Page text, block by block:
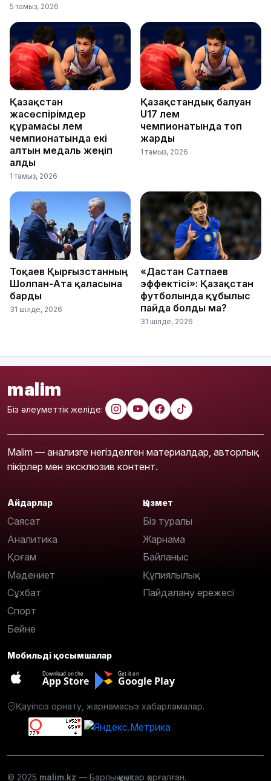
5 тамыз, 2026
Қазақстан
жасөспірімдер
құрамасы әлем
чемпионатында екі
алтын медаль жеңіп
алды
1 тамыз, 2026
Қазақстандық балуан
U17 әлем
чемпионатында топ
жарды
1 тамыз, 2026
Тоқаев Қырғызстанның
Шолпан-Ата қаласына
барды
31 шілде, 2026
«Дастан Сатпаев
эффектісі»: Қазақстан
футболында құбылыс
пайда болды ма?
31 шілде, 2026
malim
Біз әлеуметтік желіде:
Malim — анализге негізделген материалдар, авторлық
пікірлер мен эксклюзив контент.
Айдарлар
Саясат
Аналитика
Қоғам
Мәдениет
Сұхбат
Спорт
Бейне
Қызмет
Біз туралы
Жарнама
Байланыс
Құпиялылық
Пайдалану ережесі
Мобильді қосымшалар
Download on the
App Store
Get it on
Google Play
Қауіпсіз орнату, жарнамасыз хабарламалар.
© 2025 malim.kz — Барлық құқықтар қорғалған.